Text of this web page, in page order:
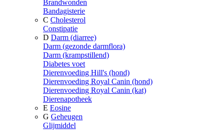
Brandwonden
Bandagisterie
C Cholesterol
Constipatie
D Darm (diarree)
Darm (gezonde darmflora)
Darm (krampstillend)
Diabetes voet
Dierenvoeding Hill's (hond)
Dierenvoeding Royal Canin (hond)
Dierenvoeding Royal Canin (kat)
Dierenapotheek
E Eosine
G Geheugen
Glijmiddel